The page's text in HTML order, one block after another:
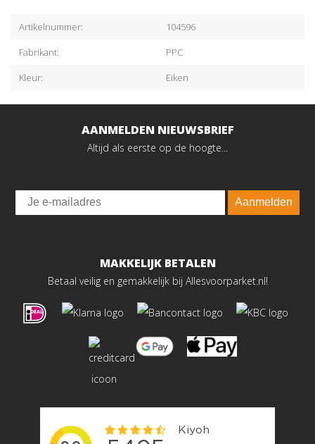
Artikelnummer:
104596
Fabrikant:
PPC
Kleur:
Eiken
AANMELDEN NIEUWSBRIEF
Altijd als eerste op de hoogte...
Email
Aanmelden
MAKKELIJK BETALEN
Betaal veilig en gemakkelijk bij Allesvoorparket.nl!